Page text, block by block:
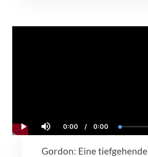
Play Mute
Current
Time
0:00 / Duration
0:00 Loaded:
0.00%
Gordon: Eine tiefgehende